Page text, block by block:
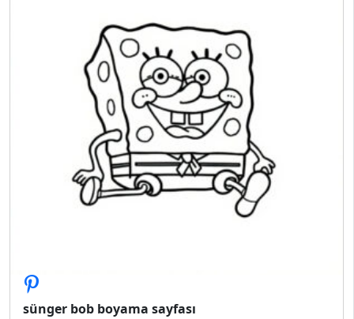
sünger bob boyama sayfası